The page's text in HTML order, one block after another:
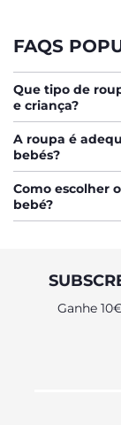
todas as fases.
para oferecer,
cada
FAQS
Que tipo de
e criança?
A roupa é
bebés?
Como escolher
bebé?
Ganhe